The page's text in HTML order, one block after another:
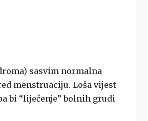
sasvim normalna
menstruaciju. Loša vijest
bi “liječenje” bolnih grudi